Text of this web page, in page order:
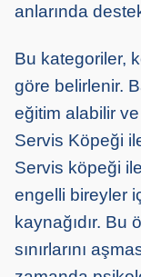
anlarında
Bu kategoriler,
göre belirlenir.
eğitim alabilir
Servis Köpeği
Servis köpeği
engelli bireyler
kaynağıdır. Bu
sınırlarını